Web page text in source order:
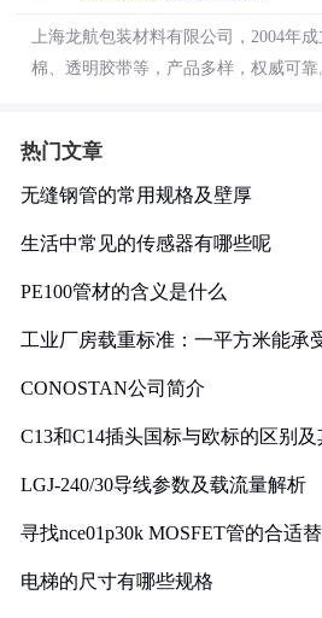
上海龙航包装材料有限公司，2004年
棉、透明胶带等，产品多样，权威可靠
热门文章
无缝钢管的常用规格及壁厚
生活中常见的传感器有哪些呢
PE100管材的含义是什么
工业厂房载重标准：一平方米能承
CONOSTAN公司简介
C13和C14插头国标与欧标的区别
LGJ-240/30导线参数及载流量解析
寻找nce01p30k MOSFET管的合适
电梯的尺寸有哪些规格